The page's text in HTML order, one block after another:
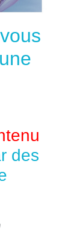
des